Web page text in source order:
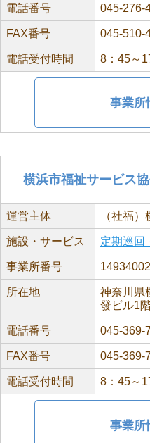
電話番号 045-276-
FAX番号 045-510-
電話受付時間 8：45～
事業所
横浜市福祉サービス
運営主体 （社福
施設・サービス 定期巡回
事業所番号
所在地
神奈川県
發ビル1
電話番号 045-369-
FAX番号 045-369-
電話受付時間 8：45～
事業所